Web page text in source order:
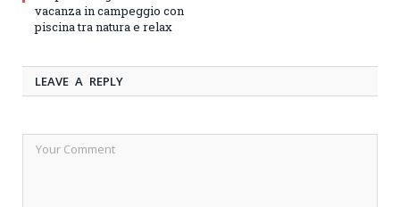
vacanza in campeggio con
piscina tra natura e relax
LEAVE A REPLY